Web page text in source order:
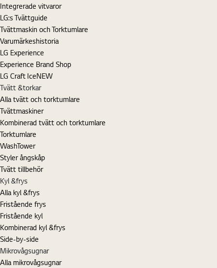
Integrerade vitvaror
LG:s Tvättguide
Tvättmaskin och Torktumlare
Varumärkeshistoria
LG Experience
Experience Brand Shop
LG Craft IceNEW
Tvätt &torkar
Alla tvätt och torktumlare
Tvättmaskiner
Kombinerad tvätt och torktumlare
Torktumlare
WashTower
Styler ångskåp
Tvätt tillbehör
Kyl &frys
Alla kyl &frys
Fristående frys
Fristående kyl
Kombinerad kyl &frys
Side-by-side
Mikrovågsugnar
Alla mikrovågsugnar